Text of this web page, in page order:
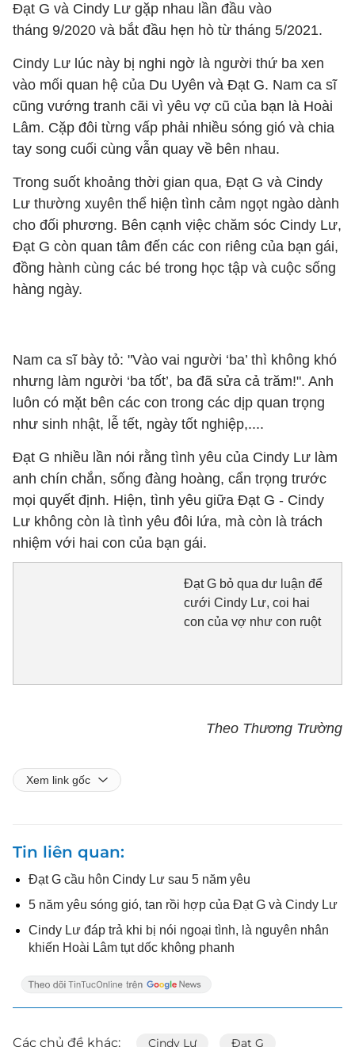
Đạt G và Cindy Lư gặp nhau lần đầu vào
tháng 9/2020 và bắt đầu hẹn hò từ tháng 5/2021.
Cindy Lư lúc này bị nghi ngờ là người thứ ba xen
vào mối quan hệ của Du Uyên và Đạt G. Nam ca sĩ
cũng vướng tranh cãi vì yêu vợ cũ của bạn là Hoài
Lâm. Cặp đôi từng vấp phải nhiều sóng gió và chia
tay song cuối cùng vẫn quay về bên nhau.
Trong suốt khoảng thời gian qua, Đạt G và Cindy
Lư thường xuyên thể hiện tình cảm ngọt ngào dành
cho đối phương. Bên cạnh việc chăm sóc Cindy Lư,
Đạt G còn quan tâm đến các con riêng của bạn gái,
đồng hành cùng các bé trong học tập và cuộc sống
hàng ngày.
Nam ca sĩ bày tỏ: "Vào vai người ‘ba’ thì không khó
nhưng làm người ‘ba tốt’, ba đã sửa cả trăm!". Anh
luôn có mặt bên các con trong các dịp quan trọng
như sinh nhật, lễ tết, ngày tốt nghiệp,....
Đạt G nhiều lần nói rằng tình yêu của Cindy Lư làm
anh chín chắn, sống đàng hoàng, cẩn trọng trước
mọi quyết định. Hiện, tình yêu giữa Đạt G - Cindy
Lư không còn là tình yêu đôi lứa, mà còn là trách
nhiệm với hai con của bạn gái.
Đạt G bỏ qua dư luận để
cưới Cindy Lư, coi hai
con của vợ như con ruột
Theo Thương Trường
Xem link gốc
Tin liên quan
Đạt G cầu hôn Cindy Lư sau 5 năm yêu
5 năm yêu sóng gió, tan rồi hợp của Đạt G và Cindy Lư
Cindy Lư đáp trả khi bị nói ngoại tình, là nguyên nhân
khiến Hoài Lâm tụt dốc không phanh
Các chủ đề khác: Cindy Lư Đạt G